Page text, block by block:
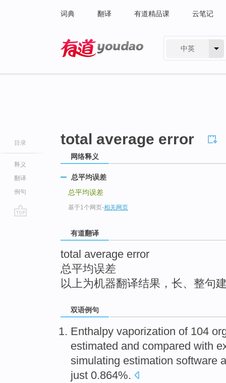
词典 翻译 有道精品课 云笔记
中英
目录
释义
翻译
例句
total average error
网络释义
总平均误差
总平均误差
基于1个网页-相关网页
有道翻译
total average error
总平均误差
以上为机器翻译结果，长、整句
双语例句
Enthalpy vaporization of104
estimated and compared with
simulating estimation software
just 0.864%.